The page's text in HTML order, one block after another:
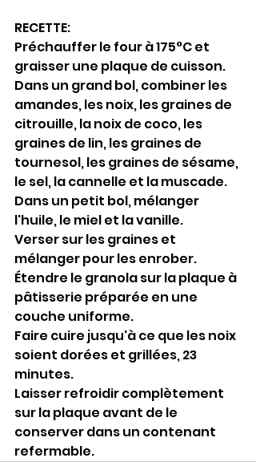
RECETTE:
Préchauffer le four à 175°C et
graisser une plaque de cuisson.
Dans un grand bol, combiner les
amandes, les noix, les graines de
citrouille, la noix de coco, les
graines de lin, les graines de
tournesol, les graines de sésame,
le sel, la cannelle et la muscade.
Dans un petit bol, mélanger
l'huile, le miel et la vanille.
Verser sur les graines et
mélanger pour les enrober.
Étendre le granola sur la plaque à
pâtisserie préparée en une
couche uniforme.
Faire cuire jusqu'à ce que les noix
soient dorées et grillées, 23
minutes.
Laisser refroidir complètement
sur la plaque avant de le
conserver dans un contenant
refermable.